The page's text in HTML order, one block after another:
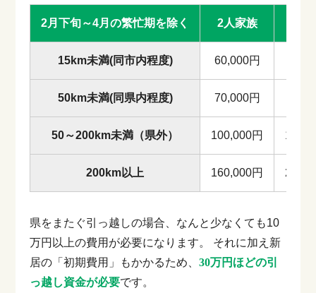
2月下旬～4月の繁忙期を除く 2人家族
15km未満(同市内程度) 60,000円
50km未満(同県内程度) 70,000円
50～200km未満（県外） 100,000円
200km以上 160,000円
県をまたぐ引っ越しの場合、なんと少なくても10
万円以上の費用が必要になります。
それに加え新
居の「初期費用」もかかるため、30万円ほどの引
っ越し資金が必要です。